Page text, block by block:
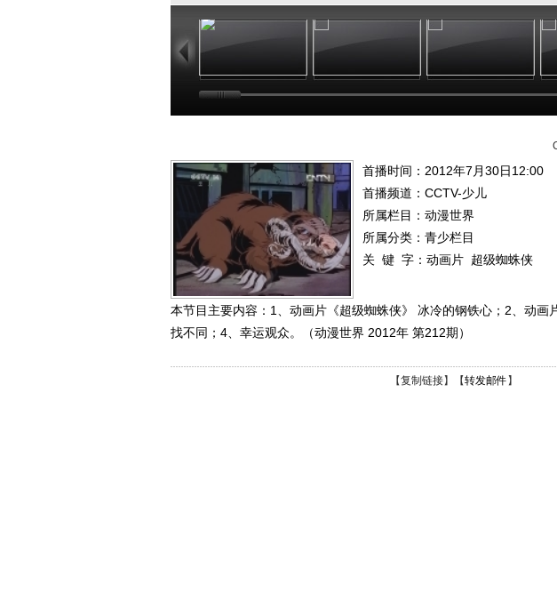
11:10 10:17 09:13
首播时间：2012年7月30日12:00
首播频道： CCTV-少儿
所属栏目： 动漫世界
所属分类：青少栏目
关 键 字： 动画片 超级蜘蛛侠
本节目主要内容：1、动画片《超级蜘蛛侠》 冰冷的钢铁心；2、动画
找不同；4、幸运观众。（动漫世界 2012年 第212期）
【复制链接】【转发邮件 】